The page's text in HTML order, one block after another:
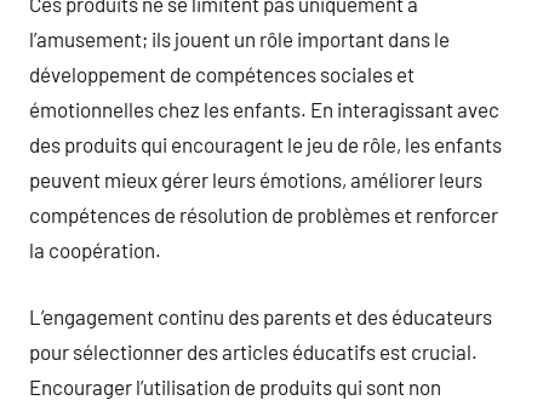
l’amusement; ils jouent un rôle important dans le
développement de compétences sociales et
émotionnelles chez les enfants. En interagissant avec
des produits qui encouragent le jeu de rôle, les enfants
peuvent mieux gérer leurs émotions, améliorer leurs
compétences de résolution de problèmes et renforcer
la coopération.
L’engagement continu des parents et des éducateurs
pour sélectionner des articles éducatifs est crucial.
Encourager l’utilisation de produits qui sont non